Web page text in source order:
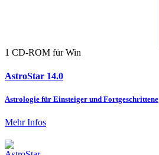
1 CD-ROM für Win
AstroStar 14.0
Astrologie für Einsteiger und Fortgeschrittene
Mehr Infos